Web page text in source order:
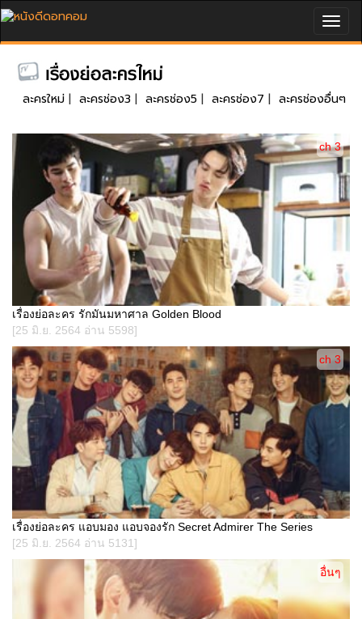
ละครใหม่ | ละครช่อง3 | ละครช่อง5 | ละครช่อง7 | ละครช่องอื่นๆ
เรื่องย่อละคร รักมันมหาศาล Golden Blood
[25 มิ.ย. 2564 อ่าน 5598]
ch 3
เรื่องย่อละคร แอบมอง แอบจองรัก Secret Admirer The Series
[25 มิ.ย. 2564 อ่าน 5131]
ch 3
อื่นๆ